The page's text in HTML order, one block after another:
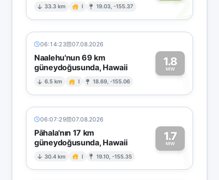
33.3 km I 19.03, -155.37 2
06:14:23 07.08.2026
Naalehu'nun 69 km
güneydoğusunda, Hawaii
6.5 km I 18.69, -155.06
1.8
MW1
06:07:29 07.08.2026
Pāhala'nın 17 km
güneydoğusunda, Hawaii
30.4 km I 19.10, -155.35
1.7
MW1